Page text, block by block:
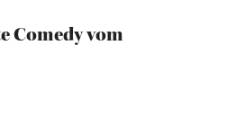
Comedy vom